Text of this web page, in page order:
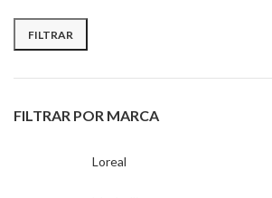
FILTRAR
FILTRAR POR MARCA
Loreal